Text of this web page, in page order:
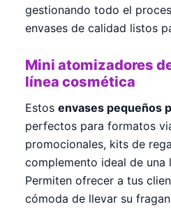
gestionando todo el
envases de calidad listos
Mini atomizadores
línea cosmética
Estos envases pequeños
perfectos para formatos
promocionales, kits de
complemento ideal de una
Permiten ofrecer a tus
cómoda de llevar su